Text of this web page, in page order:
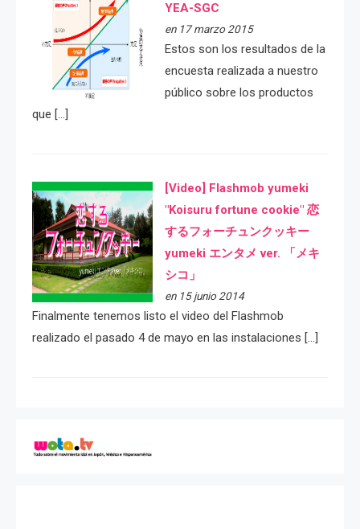
YEA-SGC
en 17 marzo 2015
Estos son los resultados de la
encuesta realizada a nuestro
público sobre los productos
que […]
[Video] Flashmob yumeki
"Koisuru fortune cookie" 恋
するフォーチュンクッキー
yumeki エンタメ ver. 「メキ
シコ」
en 15 junio 2014
Finalmente tenemos listo el video del Flashmob
realizado el pasado 4 de mayo en las instalaciones […]